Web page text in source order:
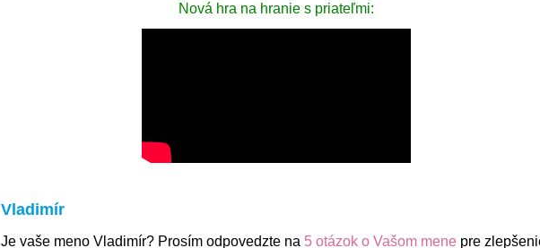
Nová hra na hranie s priateľmi:
Vladimír
Je vaše meno Vladimír? Prosím odpovedzte na 5 otázok o Vašom menepre